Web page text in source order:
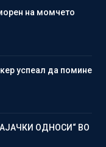
на момчето
успеал да помине
ОДНОСИ“ ВО